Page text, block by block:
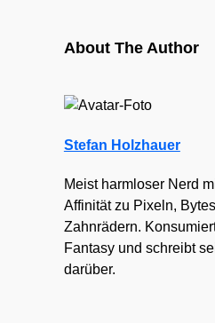
About The Author
Stefan Holzhauer
Meist harmloser Nerd
Affinität zu Pixeln,
Zahnrädern.
Fantasy und schreibt
darüber.